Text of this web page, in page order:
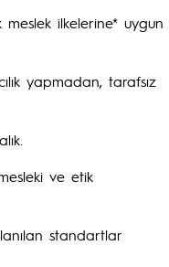
meslek ilkelerine* uygun
yapmadan, tarafsız
ve etik
standartlar